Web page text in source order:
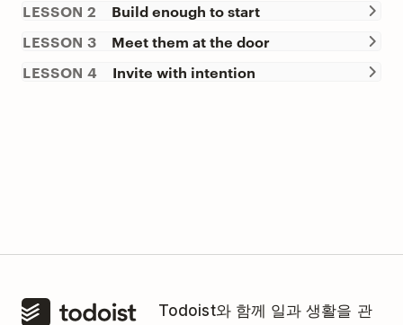
LESSON 2
Build enough to start
LESSON 3
Meet them at the door
LESSON 4
Invite with intention
Todoist와 함께 일과 생활을 관